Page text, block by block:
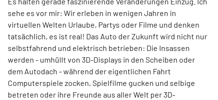
sehe es vor mir: Wir erleben in wenigen Jahren in
virtuellen Welten Urlaube, Partys oder Filme und denken
tatsächlich, es ist real! Das Auto der Zukunft wird nicht nur
selbstfahrend und elektrisch betrieben: Die Insassen
werden - umhüllt von 3D-Displays in den Scheiben oder
dem Autodach - während der eigentlichen Fahrt
Computerspiele zocken, Spielfilme gucken und selbige
betreten oder ihre Freunde aus aller Welt per 3D-